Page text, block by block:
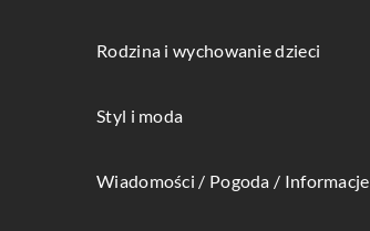
Rodzina i wychowanie dzieci
Styl i moda
Wiadomości / Pogoda / Informacje